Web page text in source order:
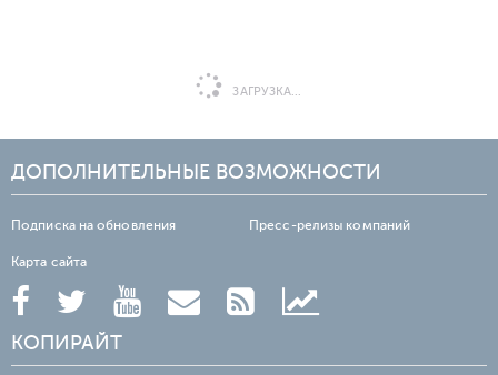
ЗАГРУЗКА...
ДОПОЛНИТЕЛЬНЫЕ ВОЗМОЖНОСТИ
Подписка на обновления Пресс-релизы компаний
Карта сайта
КОПИРАЙТ